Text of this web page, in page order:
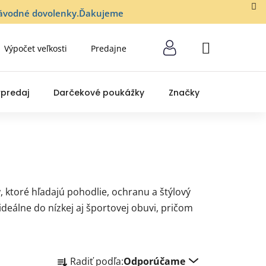
dovolenky.Ďakujeme
Výpočet veľkosti Predajne
NÁKUPNÝ
Darčekové poukážky Značky
ktoré hľadajú pohodlie, ochranu a štýlový
do nízkej aj športovej obuvi, pričom
Radiť podľa:Odporúčame